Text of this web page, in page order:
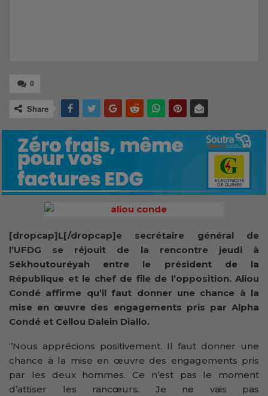
0
Share
[dropcap]L[/dropcap]e secrétaire général de
l’UFDG se réjouit de la rencontre jeudi à
Sékhoutouréyah entre le président de la
République et le chef de file de l’opposition. Aliou
Condé affirme qu’il faut donner une chance à la
mise en œuvre des engagements pris par Alpha
Condé et Cellou Dalein Diallo.
‘’Nous apprécions positivement. Il faut donner une
chance à la mise en œuvre des engagements pris
par les deux hommes. Ce n’est pas le moment
d’attiser les rancœurs. Je ne vais pas